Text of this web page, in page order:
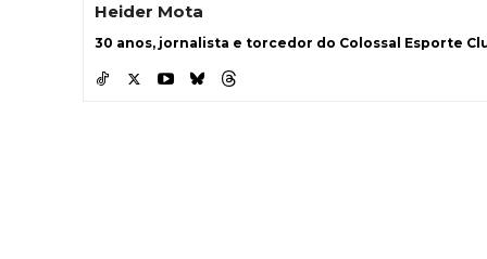
Heider Mota
30 anos, jornalista e torcedor do Colossal Esporte